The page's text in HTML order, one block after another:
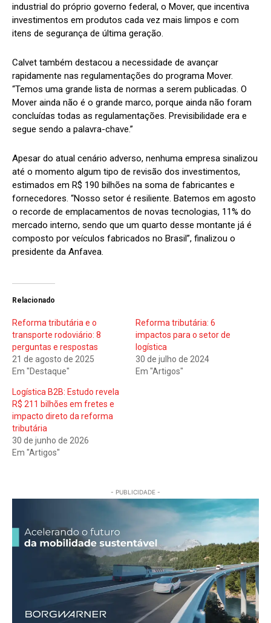
industrial do próprio governo federal, o Mover, que incentiva
investimentos em produtos cada vez mais limpos e com
itens de segurança de última geração.
Calvet também destacou a necessidade de avançar
rapidamente nas regulamentações do programa Mover.
“Temos uma grande lista de normas a serem publicadas. O
Mover ainda não é o grande marco, porque ainda não foram
concluídas todas as regulamentações. Previsibilidade era e
segue sendo a palavra-chave.”
Apesar do atual cenário adverso, nenhuma empresa sinalizou
até o momento algum tipo de revisão dos investimentos,
estimados em R$ 190 bilhões na soma de fabricantes e
fornecedores. “Nosso setor é resiliente. Batemos em agosto
o recorde de emplacamentos de novas tecnologias, 11% do
mercado interno, sendo que um quarto desse montante já é
composto por veículos fabricados no Brasil”, finalizou o
presidente da Anfavea.
Relacionado
Reforma tributária e o
transporte rodoviário: 8
perguntas e respostas
21 de agosto de 2025
Em "Destaque"
Reforma tributária: 6
impactos para o setor de
logística
30 de julho de 2024
Em "Artigos"
Logística B2B: Estudo revela
R$ 211 bilhões em fretes e
impacto direto da reforma
tributária
30 de junho de 2026
Em "Artigos"
- PUBLICIDADE -